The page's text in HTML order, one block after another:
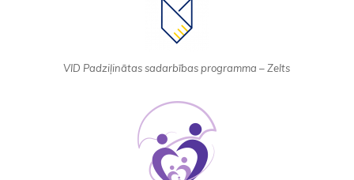
VID Padziļinātas sadarbības programma – Zelts